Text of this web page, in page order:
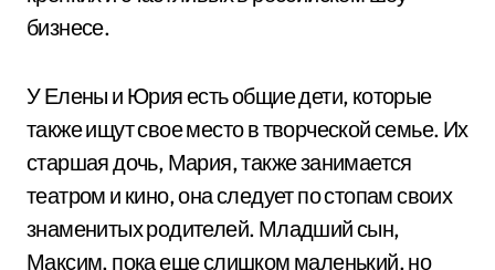
бизнесе.
У Елены и Юрия есть общие дети, которые
также ищут свое место в творческой семье. Их
старшая дочь, Мария, также занимается
театром и кино, она следует по стопам своих
знаменитых родителей. Младший сын,
Максим, пока еще слишком маленький, но